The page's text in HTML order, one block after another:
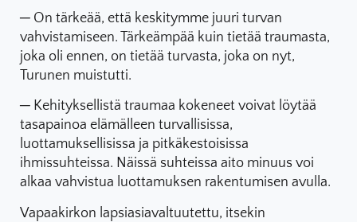
─ On tärkeää, että keskitymme juuri turvan
vahvistamiseen. Tärkeämpää kuin tietää traumasta,
joka oli ennen, on tietää turvasta, joka on nyt,
Turunen muistutti.
─ Kehityksellistä traumaa kokeneet voivat löytää
tasapainoa elämälleen turvallisissa,
luottamuksellisissa ja pitkäkestoisissa
ihmissuhteissa. Näissä suhteissa aito minuus voi
alkaa vahvistua luottamuksen rakentumisen avulla.
Vapaakirkon lapsiasiavaltuutettu, itsekin